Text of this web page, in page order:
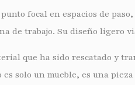
focal en espacios de
de trabajo. Su diseño ligero
que ha sido rescatado y
es solo un mueble, es una